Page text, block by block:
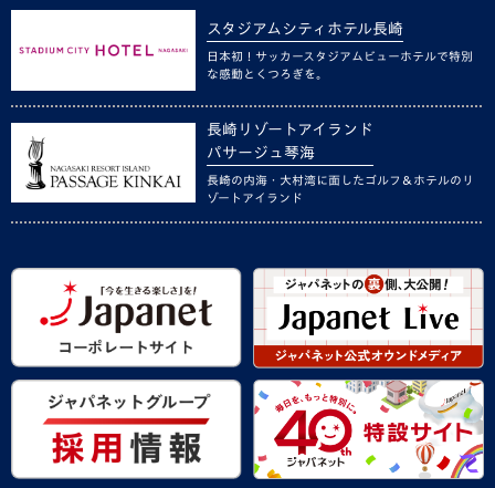
スタジアムシティホテル長崎
日本初！サッカースタジアムビューホテルで特別
な感動とくつろぎを。
長崎リゾートアイランド
パサージュ琴海
長崎の内海・大村湾に面したゴルフ＆ホテルのリ
ゾートアイランド